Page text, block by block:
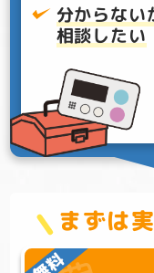
分からない
相談したい
まずは